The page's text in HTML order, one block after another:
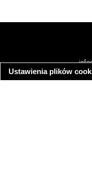
Ustawienia plikówinformacja o